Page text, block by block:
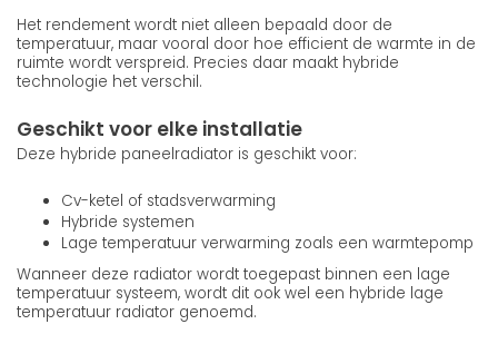
Het rendement wordt niet alleen bepaald door de
temperatuur, maar vooral door hoe efficient de warmte in de
ruimte wordt verspreid. Precies daar maakt hybride
technologie het verschil.
Geschikt voor elke installatie
Deze hybride paneelradiator is geschikt voor:
Cv-ketel of stadsverwarming
Hybride systemen
Lage temperatuur verwarming zoals een warmtepomp
Wanneer deze radiator wordt toegepast binnen een lage
temperatuur systeem, wordt dit ook wel een hybride lage
temperatuur radiator genoemd.